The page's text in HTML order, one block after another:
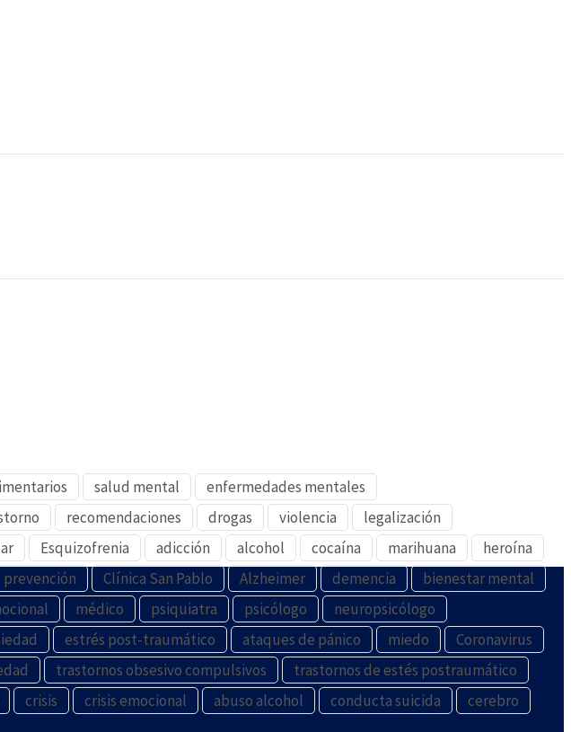
salud mental
enfermedades mentales
recomendaciones drogas violencia
legalización
Esquizofrenia adicción alcohol cocaína marihuana
heroína
prevención Clínica San Pablo Alzheimer demencia
bienestar mental
médico psiquiatra psicólogo
neuropsicólogo
estrés post-traumático ataques de pánico miedo
Coronavirus
trastornos obsesivo compulsivos
trastornos de estés postraumático
crisis crisis emocional abuso alcohol conducta suicida
cerebro